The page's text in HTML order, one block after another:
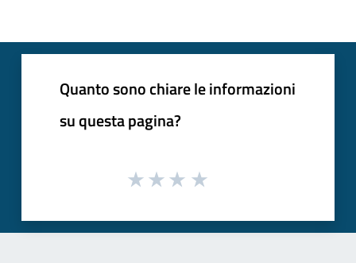
Quanto sono chiare le informazioni
su questa pagina?